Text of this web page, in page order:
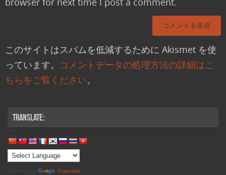
このサイトはスパムを低減するために Akismet を使
っています。
コメントデータの処理方法の詳細はこ
ちらをご覧ください。
Translate:
Translate